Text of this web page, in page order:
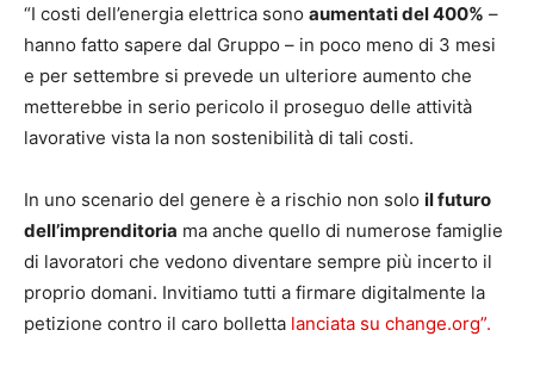
“I costi dell’energia elettrica sono aumentati del 400% –
hanno fatto sapere dal Gruppo – in poco meno di 3 mesi
e per settembre si prevede un ulteriore aumento che
metterebbe in serio pericolo il proseguo delle attività
lavorative vista la non sostenibilità di tali costi.
In uno scenario del genere è a rischio non solo il futuro
dell’imprenditoria ma anche quello di numerose famiglie
di lavoratori che vedono diventare sempre più incerto il
proprio domani. Invitiamo tutti a firmare digitalmente la
petizione contro il caro bolletta lanciata su change.org”.